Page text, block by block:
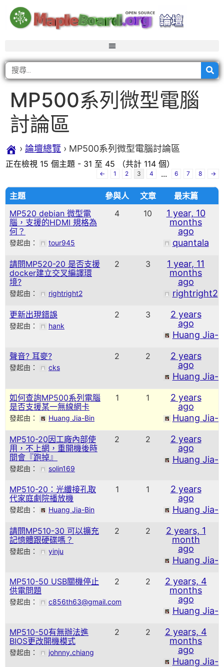
MP500系列微型電腦
討論區
› 論壇總覽 › MP500系列微型電腦討論區
正在檢視 15 個主題 - 31 至 45 （共計 114 個）
← 1 2 3 4 ... 6 7 8 →
主題 參與人 文章
最末篇
MP520 debian 微型電
腦，支援的HDMI 規格為
何？
發起由： tour945
4 10
1 year, 10
months
ago
quantala
請問MP520-20 是否支援
docker建立交叉編譯環
境?
發起由： rightright2
2 3
1 year, 11
months
ago
rightright2
更新出現錯誤
發起由： hank
2 3
2 years
ago
Huang Jia-
聲音? 耳麥?
發起由： cks
2 2
2 years
ago
Huang Jia-
如何查詢MP500系列電腦
是否支援某一無線網卡
發起由： Huang Jia-Bin
1 1
2 years
ago
Huang Jia-
MP510-20因工廠內部使
用，不上網，重開機後時
間會『跑掉』
發起由： solin169
2 2
2 years
ago
Huang Jia-
MP510-20：光纖接孔取
代家庭劇院播放機
發起由： Huang Jia-Bin
1 1
2 years
ago
Huang Jia-
請問MP510-30 可以擴充
記憶體跟硬碟嗎？
發起由： yinju
2 2
2 years, 1
month
ago
Huang Jia-
MP510-50 USB關機停止
供電問題
發起由： c856th63@gmail.com
2 2
2 years, 4
months
ago
Huang Jia-
MP510-50有無辦法進
BIOS更改開機模式
發起由： johnny.chiang
2 2
2 years, 4
months
ago
Huang Jia-